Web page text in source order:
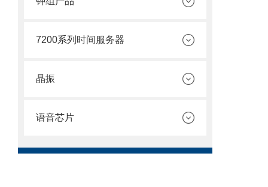
7200系列时间服务器
晶振
语音芯片